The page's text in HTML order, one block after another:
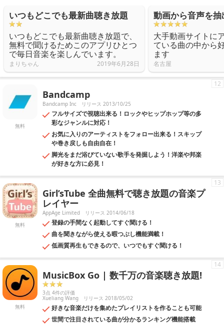
いつもどこでも最新曲聴き放題
いつもどこでも最新曲聴き放題で、
無料で聞けるためこのアプリひとつ
で毎日音楽を楽しんでいます。
まりちゃん 2019年6月28日
動画から音声を抽
大手動画サイトに
ている曲の中から
ます
名古屋
無料
Bandcamp
Bandcamp Inc リリース 2013/10/25
フルサイズで視聴出来る！ロックやヒップホップ等の多
彩なジャンルに対応！
お気に入りのアーティストをフォロー出来る！スキップ
や巻き戻しも自由自在！
脚光をまだ浴びていない歌手を発掘しよう！洋楽や邦楽
が好きな方に必見！
12
無料
Girl’sTube 全曲無料で聴き放題の音楽プ
レイヤー
AppAge Limited リリース 2014/06/18
登録の手間なく起動してすぐ聞ける！
曲を聞きながら使える暇つぶし機能満載！
低画質再生もできるので、いつでもすぐ聞ける！
13
無料
MusicBox Go | 数千万の音楽聴き放題!
3点 4件の評価
Xueliang Wang リリース 2018/05/02
好きな音楽だけを集めたプレイリストを作ることも可能
世間で注目されている曲が分かるランキング機能搭載
14